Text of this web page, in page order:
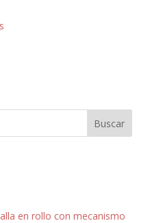
en rollo con mecanismo